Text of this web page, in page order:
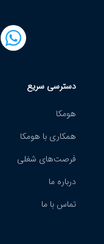
دسترسی سریع
هومکا
همکاری با هومکا
فرصت‌های شغلی
درباره ما
تماس با ما